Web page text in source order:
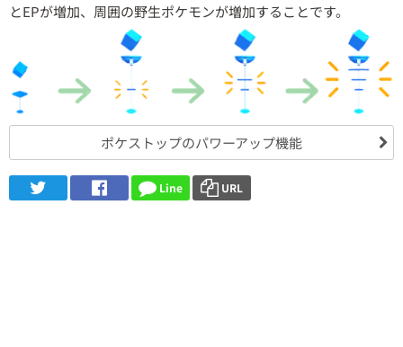
とEPが増加、周囲の野生ポケモンが増加することです。
ポケストップのパワーアップ機能
Line URL